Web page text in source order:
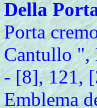
Della
Porta
Cantullo ",
- [8], 121,
Emblema